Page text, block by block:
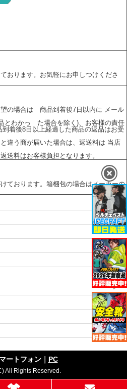
おります。お気軽にお申しつけくださ
の場合は 商品到着後7日以内に メール
とわかっ た場合を除く)、お客様の責任
着後8日以上経過した商品の返品はお受
違う商が届いた場合は、返送料は 当店
送料はお客様負担となります。
ております。箱梱包の場合はメーカーの
ートフォン｜ PC
All Rights Reserved.